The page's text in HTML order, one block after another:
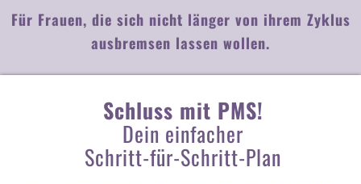
Für Frauen, die sich nicht länger von ihrem Zyklus
ausbremsen lassen wollen.
Schluss mit PMS!
Dein einfacher
Schritt-für-Schritt-Plan